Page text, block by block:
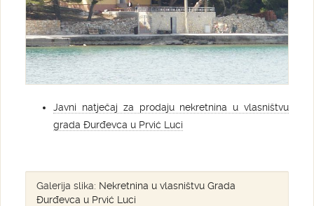
Javni natječaj za prodaju nekretnina u vlasništvu
grada Đurđevca u Prvić Luci
Galerija slika: Nekretnina u vlasništvu Grada
Đurđevca u Prvić Luci